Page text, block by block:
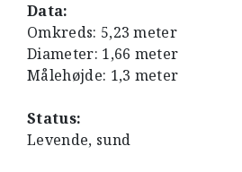
Data:
Omkreds: 5,23 meter
Diameter: 1,66 meter
Målehøjde: 1,3 meter
Status:
Levende, sund